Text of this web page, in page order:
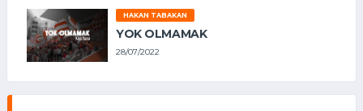
HAKAN TABAKAN
YOK OLMAMAK
28/07/2022